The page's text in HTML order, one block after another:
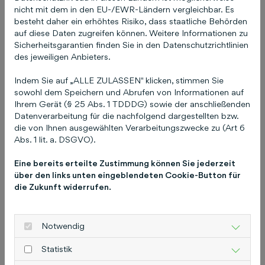
Fuhrpark- und Mobilitätsmanager, Einkäufer,
Unternehmen der Fuhrparkbranche wie
Dienstleister, Autohersteller und
Leasingunternehmen sowie mit
Branchenspecials an Handwerk und Pflege. Mit
Frankfurt als neuem Messestandort stellt sich
das bfp FORUM nach über 18 Jahren am
Nürburgring neu auf. Für den Veranstalter
Schlütersche Mediengruppe ist das Themenfeld
Kernkompetenz. Die Marke bfp FUHRPARK &
MANAGEMENT konzentriert sich ganz auf die
betriebliche Mobilität, sowohl redaktionell mit
Weiterbildung mit der bfp AKADEMIE sowie
eventseitig mit dem bfp FORUM. Weitere
Informationen finden Sie unter
und
nicht mit dem in den EU-/EWR-Ländern vergleichbar. Es
besteht daher ein erhöhtes Risiko, dass staatliche Behörden
auf diese Daten zugreifen können. Weitere Informationen zu
Sicherheitsgarantien finden Sie in den Datenschutzrichtlinien
des jeweiligen Anbieters.
Indem Sie auf „ALLE ZULASSEN" klicken, stimmen Sie
sowohl dem Speichern und Abrufen von Informationen auf
Ihrem Gerät (§ 25 Abs. 1 TDDDG) sowie der anschließenden
Datenverarbeitung für die nachfolgend dargestellten bzw.
die von Ihnen ausgewählten Verarbeitungszwecke zu (Art 6
Abs. 1 lit. a. DSGVO).
Eine bereits erteilte Zustimmung können Sie jederzeit
über den links unten eingeblendeten Cookie-Button für
die Zukunft widerrufen.
Notwendig
Statistik